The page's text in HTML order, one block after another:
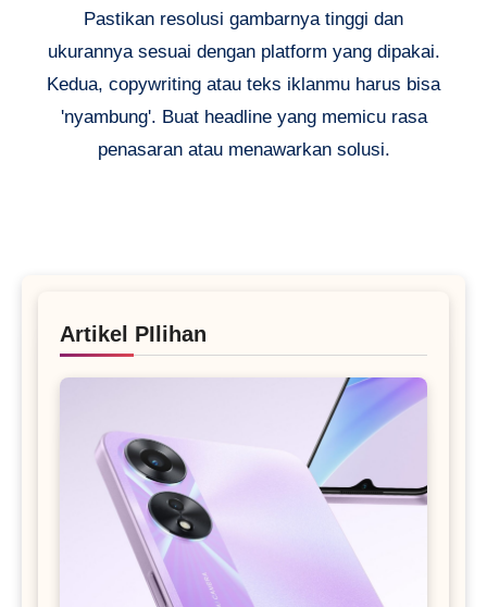
Pastikan resolusi gambarnya tinggi dan
ukurannya sesuai dengan platform yang dipakai.
Kedua, copywriting atau teks iklanmu harus bisa
'nyambung'. Buat headline yang memicu rasa
penasaran atau menawarkan solusi.
Artikel PIlihan